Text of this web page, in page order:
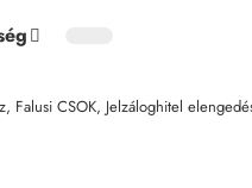
Falusi CSOK, Jelzáloghitel